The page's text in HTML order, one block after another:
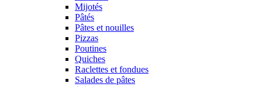
Mijotés
Pâtés
Pâtes et nouilles
Pizzas
Poutines
Quiches
Raclettes et fondues
Salades de pâtes